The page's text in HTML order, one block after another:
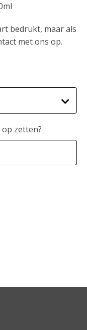
bedrukt, maar als
met ons op.
zetten?